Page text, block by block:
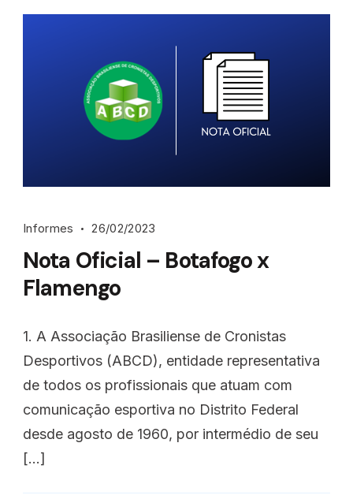
Informes 26/02/2023
Nota Oficial – Botafogo x
Flamengo
1. A Associação Brasiliense de Cronistas
Desportivos (ABCD), entidade representativa
de todos os profissionais que atuam com
comunicação esportiva no Distrito Federal
desde agosto de 1960, por intermédio de seu
[…]